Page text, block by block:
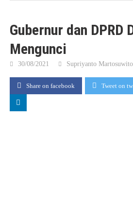
Gubernur dan DPRD
Mengunci
30/08/2021 Supriyanto Martosuwito
Share on facebook Tweet on